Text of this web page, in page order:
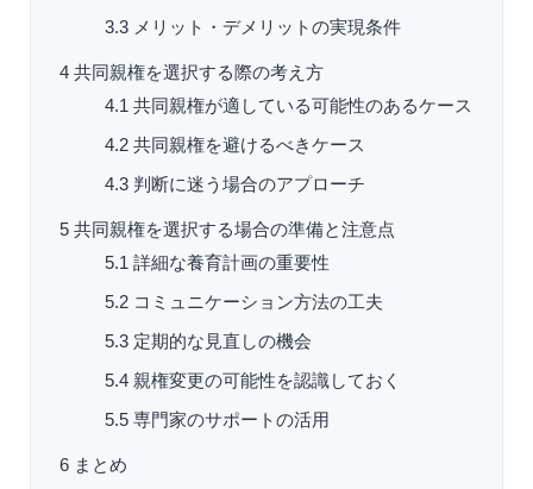
3.3 メリット・デメリットの実現条件
4 共同親権を選択する際の考え方
4.1 共同親権が適している可能性のあるケース
4.2 共同親権を避けるべきケース
4.3 判断に迷う場合のアプローチ
5 共同親権を選択する場合の準備と注意点
5.1 詳細な養育計画の重要性
5.2 コミュニケーション方法の工夫
5.3 定期的な見直しの機会
5.4 親権変更の可能性を認識しておく
5.5 専門家のサポートの活用
6 まとめ